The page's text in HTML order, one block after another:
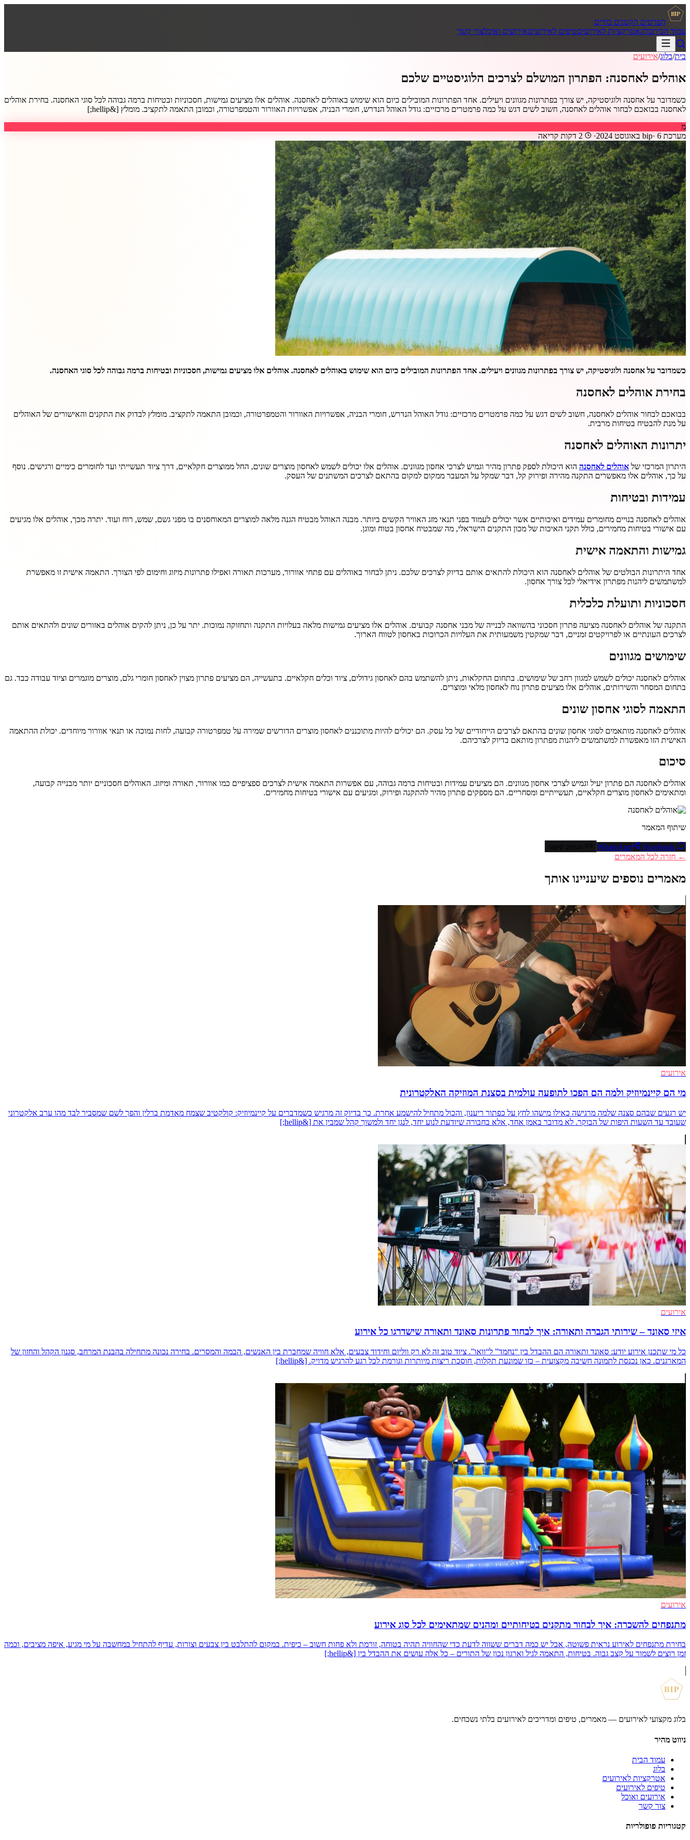
BIP
הפרטים הקטנים בחיים
עמוד הביתבלוגאטרקציות לאירועיםטיפים לאירועיםאירועים ואוכלצור קשר
בית/בלוג/אירועים
אוהלים לאחסנה: הפתרון המושלם לצרכים הלוגיסטיים שלכם
כשמדובר על אחסנה ולוגיסטיקה, יש צורך בפתרונות מגוונים ויעילים. אחד הפתרונות המובילים כיום הוא שימוש באוהלים לאחסנה. אוהלים אלו מציעים גמישות, חסכוניות ובטיחות ברמה גבוהה לכל סוגי האחסנה. בחירת אוהלים
לאחסנה בבואכם לבחור אוהלים לאחסנה, חשוב לשים דגש על כמה פרמטרים מרכזיים: גודל האוהל הנדרש, חומרי הבניה, אפשרויות האוורור והטמפרטורה, וכמובן התאמה לתקציב. מומלץ [&hellip;]
מ
מערכת bip
· 6 באוגוסט 2024 ·
2 דקות קריאה
כשמדובר על אחסנה ולוגיסטיקה, יש צורך בפתרונות מגוונים ויעילים. אחד הפתרונות המובילים כיום הוא שימוש באוהלים לאחסנה. אוהלים אלו מציעים גמישות, חסכוניות ובטיחות ברמה גבוהה לכל סוגי האחסנה.
בחירת אוהלים לאחסנה
בבואכם לבחור אוהלים לאחסנה, חשוב לשים דגש על כמה פרמטרים מרכזיים: גודל האוהל הנדרש, חומרי הבניה, אפשרויות האוורור והטמפרטורה, וכמובן התאמה לתקציב. מומלץ לבדוק את התקנים והאישורים של האוהלים
על מנת להבטיח בטיחות מרבית.
יתרונות האוהלים לאחסנה
היתרון המרכזי של אוהלים לאחסנה הוא היכולת לספק פתרון מהיר וגמיש לצרכי אחסון מגוונים. אוהלים אלו יכולים לשמש לאחסון מוצרים שונים, החל ממוצרים חקלאיים, דרך ציוד תעשייתי ועד לחומרים כימיים ורגישים. נוסף
על כך, אוהלים אלו מאפשרים התקנה מהירה ופירוק קל, דבר שמקל על המעבר ממקום למקום בהתאם לצרכים המשתנים של העסק.
עמידות ובטיחות
אוהלים לאחסנה בנויים מחומרים עמידים ואיכותיים אשר יכולים לעמוד בפני תנאי מזג האוויר הקשים ביותר. מבנה האוהל מבטיח הגנה מלאה למוצרים המאוחסנים בו מפני גשם, שמש, רוח ועוד. יתרה מכך, אוהלים אלו מגיעים
עם אישורי בטיחות מחמירים, כולל תקני האיכות של מכון התקנים הישראלי, מה שמבטיח אחסון בטוח ומוגן.
גמישות והתאמה אישית
אחד היתרונות הבולטים של אוהלים לאחסנה הוא היכולת להתאים אותם בדיוק לצרכים שלכם. ניתן לבחור באוהלים עם פתחי אוורור, מערכות תאורה ואפילו פתרונות מיזוג וחימום לפי הצורך. התאמה אישית זו מאפשרת
למשתמשים ליהנות מפתרון אידיאלי לכל צורך אחסון.
חסכוניות ותועלת כלכלית
התקנה של אוהלים לאחסנה מציעה פתרון חסכוני בהשוואה לבנייה של מבני אחסנה קבועים. אוהלים אלו מציעים גמישות מלאה בעלויות התקנה ותחזוקה נמוכות. יתר על כן, ניתן להקים אוהלים באזורים שונים ולהתאים אותם
לצרכים העונתיים או לפרויקטים זמניים, דבר שמקטין משמעותית את העלויות הכרוכות באחסון לטווח הארוך.
שימושים מגוונים
אוהלים לאחסנה יכולים לשמש למגוון רחב של שימושים. בתחום החקלאות, ניתן להשתמש בהם לאחסון גידולים, ציוד וכלים חקלאיים. בתעשייה, הם מציעים פתרון מצוין לאחסון חומרי גלם, מוצרים מוגמרים וציוד עבודה כבד. גם
בתחום המסחר והשירותים, אוהלים אלו מציעים פתרון נוח לאחסון מלאי ומוצרים.
התאמה לסוגי אחסון שונים
אוהלים לאחסנה מותאמים לסוגי אחסון שונים בהתאם לצרכים הייחודיים של כל עסק. הם יכולים להיות מתוכננים לאחסון מוצרים הדורשים שמירה על טמפרטורה קבועה, לחות נמוכה או תנאי אוורור מיוחדים. יכולת ההתאמה
האישית הזו מאפשרת למשתמשים ליהנות מפתרון מותאם בדיוק לצרכיהם.
סיכום
אוהלים לאחסנה הם פתרון יעיל וגמיש לצרכי אחסון מגוונים. הם מציעים עמידות ובטיחות ברמה גבוהה, עם אפשרות התאמה אישית לצרכים ספציפיים כמו אוורור, תאורה ומיזוג. האוהלים חסכוניים יותר מבנייה קבועה,
ומתאימים לאחסון מוצרים חקלאיים, תעשייתיים ומסחריים. הם מספקים פתרון מהיר להתקנה ופירוק, ומגיעים עם אישורי בטיחות מחמירים.
שיתוף המאמר
Facebook
← חזרה לכל המאמרים
מאמרים נוספים שיעניינו אותך
אירועים
מי הם קיינמיוזיק ולמה הם הפכו לתופעה עולמית בסצנת המוזיקה האלקטרונית
יש רגעים שבהם סצנה שלמה מרגישה כאילו מישהו לחץ על כפתור ריענון, והכול מתחיל להישמע אחרת. כך בדיוק זה מרגיש כשמדברים על קיינמיוזיק: קולקטיב שצמח מאדמת ברלין והפך לשם שמסביר לבד מהו ערב אלקטרוני
שעובד עד השעות היפות של הבוקר. לא מדובר באמן אחד, אלא בחבורה שיודעת לנוע יחד, לנגן יחד ולמשוך קהל שמבין את [&hellip;]
אירועים
איזי סאונד – שירותי הגברה ותאורה: איך לבחור פתרונות סאונד ותאורה שישדרגו כל אירוע
כל מי שתכנן אירוע יודע: סאונד ותאורה הם ההבדל בין “נחמד” ל“וואו”. ציוד טוב זה לא רק ווליום וחידוד צבעים, אלא חוויה שמחברת בין האנשים, הבמה והמסרים. בחירה נכונה מתחילה בהבנת המרחב, סגנון הקהל והחזון של
המארגנים. כאן נכנסת לתמונה חשיבה מקצועית – כזו שמונעת תקלות, חוסכת ריצות מיותרות וגורמת לכל רגע להרגיש מדויק. [&hellip;]
אירועים
מתנפחים להשכרה: איך לבחור מתקנים בטיחותיים ומהנים שמתאימים לכל סוג אירוע
בחירת מתנפחים לאירוע נראית פשוטה, אבל יש כמה דברים ששווה לדעת כדי שהחוויה תהיה בטוחה, זורמת ולא פחות חשוב – כיפית. במקום להתלבט בין צבעים וצורות, עדיף להתחיל במחשבה על מי מגיע, איפה מציבים, וכמה
זמן רוצים לשמור על קצב גבוה. בטיחות, התאמה לגיל וארגון נכון של התורים – כל אלה עושים את ההבדל בין [&hellip;]
BIP
בלוג מקצועי לאירועים — מאמרים, טיפים ומדריכים לאירועים בלתי נשכחים.
ניווט מהיר
עמוד הבית
בלוג
אטרקציות לאירועים
טיפים לאירועים
אירועים ואוכל
צור קשר
קטגוריות פופולריות